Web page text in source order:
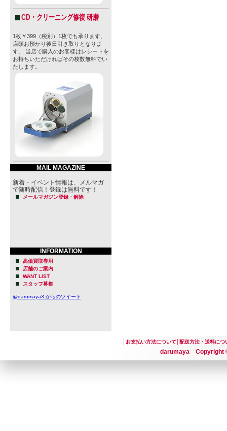
CD・クリーニング修復 研磨
1枚￥399（税別）1枚でも承ります。
店頭お預かり後日引き取りとなりま
す。 当店で購入のお客様はレシートを
お持ちいただければその枚数無料でい
たします。
MAIL MAGAZINE
新着・イベント情報は、メルマガ
で随時配信！登録は無料です！
メールマガジン登録・解除
INFORMATION
高価買取専用
店舗のご案内
WANT LIST
スタッフ募集
@darumaya3 からのツイート
お支払い方法について│ 配送方法・送料につ
darumaya Copyright